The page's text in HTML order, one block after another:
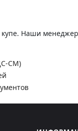
Наши
СМ)